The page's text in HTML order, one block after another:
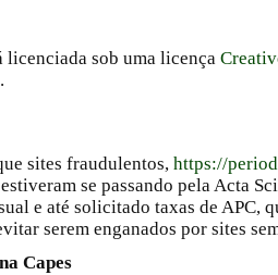
licenciada sob uma licença
.
sites fraudulentos, https://
se passando pela Acta
e até solicitado taxas de APC,
serem enganados por sites
Capes